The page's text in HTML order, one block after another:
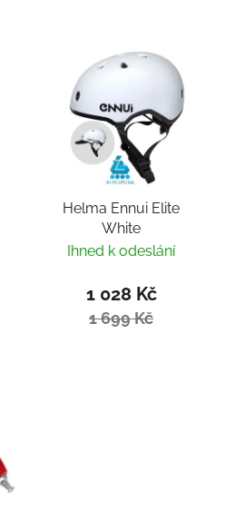
Helma Ennui Elite
White
Ihned k odeslání
1 028 Kč
1 699 Kč